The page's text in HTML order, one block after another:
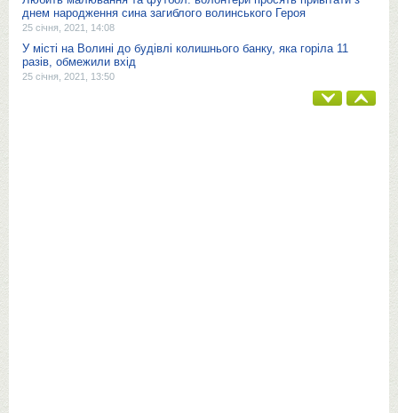
днем народження сина загиблого волинського Героя
25 січня, 2021, 14:08
У місті на Волині до будівлі колишнього банку, яка горіла 11
разів, обмежили вхід
25 січня, 2021, 13:50